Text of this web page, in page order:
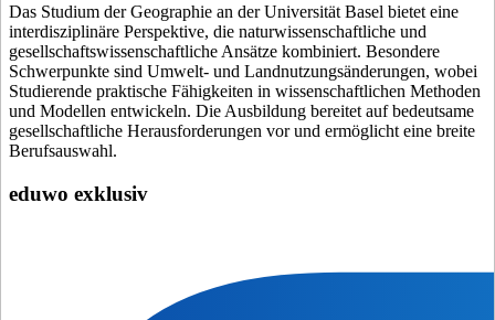
Das Studium der Geographie an der Universität Basel bietet eine
interdisziplinäre Perspektive, die naturwissenschaftliche und
gesellschaftswissenschaftliche Ansätze kombiniert. Besondere
Schwerpunkte sind Umwelt- und Landnutzungsänderungen, wobei
Studierende praktische Fähigkeiten in wissenschaftlichen Methoden
und Modellen entwickeln. Die Ausbildung bereitet auf bedeutsame
gesellschaftliche Herausforderungen vor und ermöglicht eine breite
Berufsauswahl.
eduwo exklusiv